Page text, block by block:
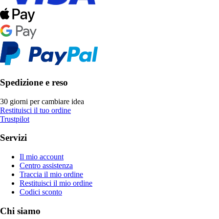
Spedizione e reso
30 giorni per cambiare idea
Restituisci il tuo ordine
Trustpilot
Servizi
Il mio account
Centro assistenza
Traccia il mio ordine
Restituisci il mio ordine
Codici sconto
Chi siamo